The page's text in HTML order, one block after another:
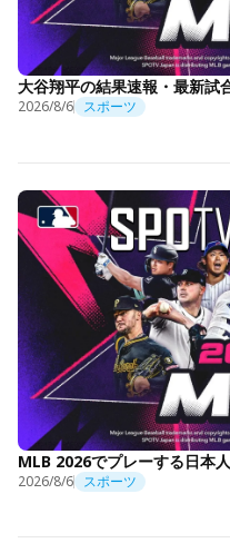
大谷翔平の結果速報・最新試
2026/8/6 スポーツ
MLB 2026でプレーする日本
2026/8/6 スポーツ